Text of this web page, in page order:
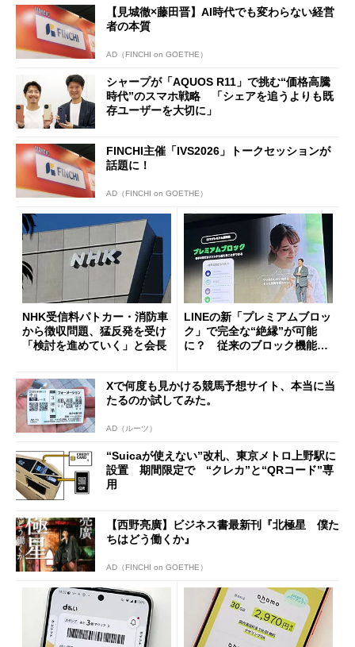
【見城徹×藤田晋】AI時代でも変わらない経営
者の本質
AD（FINCHI on GOETHE）
シャープが「AQUOS R11」で挑む“価格高騰
時代”のスマホ戦略 「シェアを追うよりも既
存ユーザーを大切に」
FINCHI主催「IVS2026」トークセッションが
話題に！
AD（FINCHI on GOETHE）
NHK受信料パトカー・消防車
から徴収問題、猛反発を受け
「検討を進めていく」と会長
LINEの新「プレミアムブロッ
ク」で完全な“絶縁”が可能
に？ 従来のブロック機能と
Xで何度も見かける競馬予想サイト、本当に当
たるのか試してみた。
AD（ルーツ）
“Suicaが使えない”改札、東京メトロ上野駅に
設置 期間限定で “クレカ”と“QRコード”専
用
【西野亮廣】ビジネス書最新刊『北極星 僕た
ちはどう働くか』
AD（FINCHI on GOETHE）